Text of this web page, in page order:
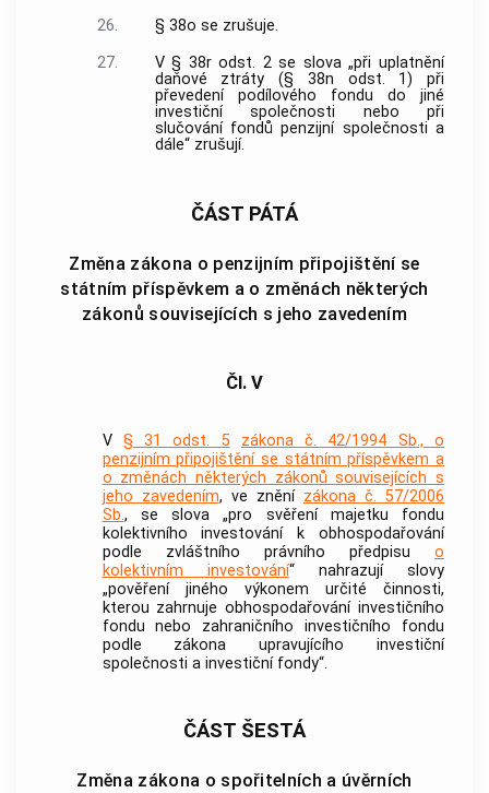
26.
§ 38o se zrušuje.
27.
V § 38r odst. 2 se slova „při uplatnění
daňové ztráty (§ 38n odst. 1) při
převedení podílového fondu do jiné
investiční společnosti nebo při
slučování fondů penzijní společnosti a
dále“ zrušují.
ČÁST PÁTÁ
Změna zákona o penzijním připojištění se
státním příspěvkem a o změnách některých
zákonů souvisejících s jeho zavedením
Čl. V
V § 31 odst. 5
zákona č. 42/1994 Sb., o
penzijním připojištění se státním příspěvkem a
o změnách některých zákonů souvisejících s
jeho zavedením, ve znění zákona č. 57/2006
Sb., se slova „pro svěření majetku fondu
kolektivního investování k obhospodařování
podle zvláštního právního předpisu o
kolektivním investování“ nahrazují slovy
„pověření jiného výkonem určité činnosti,
kterou zahrnuje obhospodařování investičního
fondu nebo zahraničního investičního fondu
podle zákona upravujícího investiční
společnosti a investiční fondy“.
ČÁST ŠESTÁ
Změna zákona o spořitelních a úvěrních